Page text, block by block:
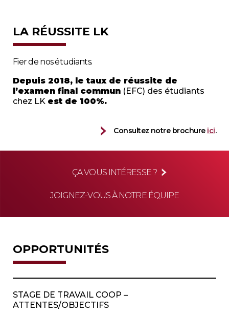
LA RÉUSSITE LK
Fier de nos étudiants.
Depuis 2018, le taux de réussite de
l’examen final commun (EFC) des étudiants
chez LK est de 100%.
Consultez notre brochure ici.
ÇA VOUS INTÉRESSE ?
JOIGNEZ-VOUS À NOTRE ÉQUIPE
OPPORTUNITÉS
STAGE DE TRAVAIL COOP –
ATTENTES/OBJECTIFS